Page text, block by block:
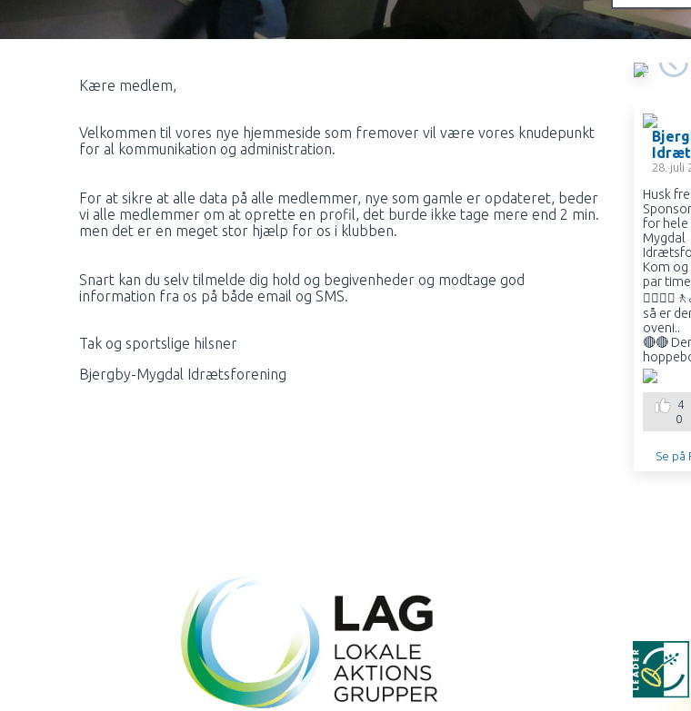
Kære medlem,
Velkommen til vores nye hjemmeside som fremover vil være vores knudepunkt
for al kommunikation og administration.
For at sikre at alle data på alle medlemmer, nye som gamle er opdateret, beder
vi alle medlemmer om at oprette en profil, det burde ikke tage mere end 2 min.
men det er en meget stor hjælp for os i klubben.
Snart kan du selv tilmelde dig hold og begivenheder og modtage god
information fra os på både email og SMS.
Tak og sportslige hilsner
Bjergby-Mygdal Idrætsforening
J
E
R
G
Y-
M
Y
G
D
A
L
I
D
R
Æ
T
S
R
om
28. juli
Husk
for hele
Mygdal
Kom
par
så er
oveni..
🔴🔴
4
0
Se på